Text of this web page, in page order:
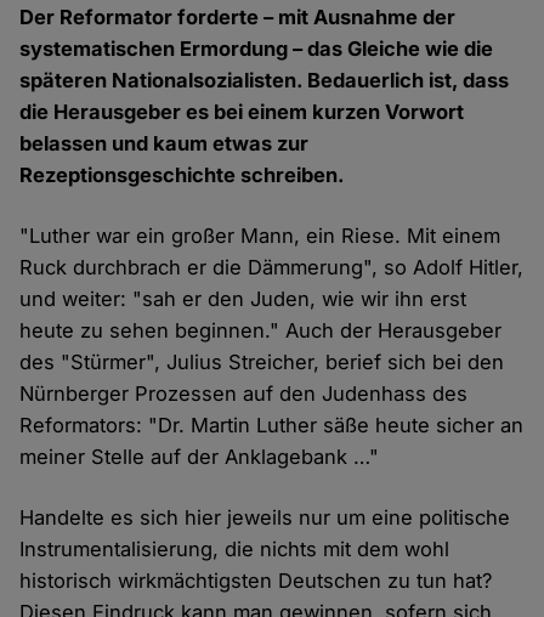
Der Reformator forderte – mit Ausnahme der
systematischen Ermordung – das Gleiche wie die
späteren Nationalsozialisten. Bedauerlich ist, dass
die Herausgeber es bei einem kurzen Vorwort
belassen und kaum etwas zur
Rezeptionsgeschichte schreiben.
"Luther war ein großer Mann, ein Riese. Mit einem
Ruck durchbrach er die Dämmerung", so Adolf Hitler,
und weiter: "sah er den Juden, wie wir ihn erst
heute zu sehen beginnen." Auch der Herausgeber
des "Stürmer", Julius Streicher, berief sich bei den
Nürnberger Prozessen auf den Judenhass des
Reformators: "Dr. Martin Luther säße heute sicher an
meiner Stelle auf der Anklagebank …"
Handelte es sich hier jeweils nur um eine politische
Instrumentalisierung, die nichts mit dem wohl
historisch wirkmächtigsten Deutschen zu tun hat?